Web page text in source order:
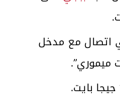
اتصال مع مدخل
ميموري”.